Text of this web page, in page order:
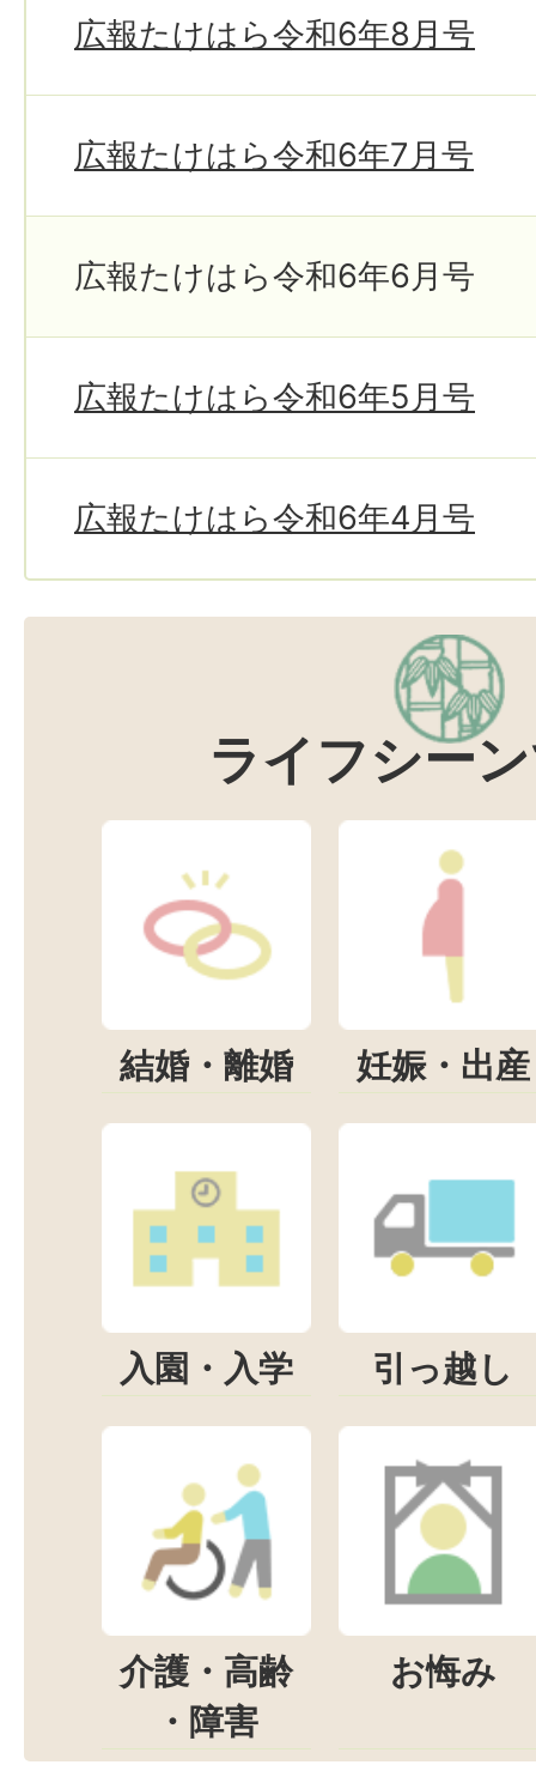
広報たけはら令和6年8月号
広報たけはら令和6年7月号
広報たけはら令和6年6月号
広報たけはら令和6年5月号
広報たけはら令和6年4月号
ライフシー
結婚・離婚 妊娠・出産
入園・入学 引っ越し
介護・高齢
・障害
お悔み